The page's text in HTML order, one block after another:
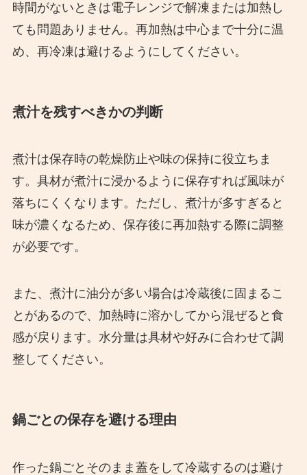
時間がないときは電子レンジで解凍または加熱し
ても問題ありません。再加熱は中心まで十分に温
め、再冷凍は避けるようにしてください。
煮汁を残すべきかの判断
煮汁は保存時の乾燥防止や味の保持に役立ちま
す。具材が煮汁に浸かるように保存すれば風味が
落ちにくくなります。ただし、煮汁が多すぎると
味が濃くなるため、保存後に再加熱する際に調整
が必要です。
また、煮汁に油分が多い場合は冷蔵後に固まるこ
とがあるので、加熱時に溶かしてから混ぜると食
感が戻ります。水分量は具材や好みに合わせて調
整してください。
鍋ごとの保存を避ける理由
作った鍋ごとそのまま蓋をして冷蔵するのは避け